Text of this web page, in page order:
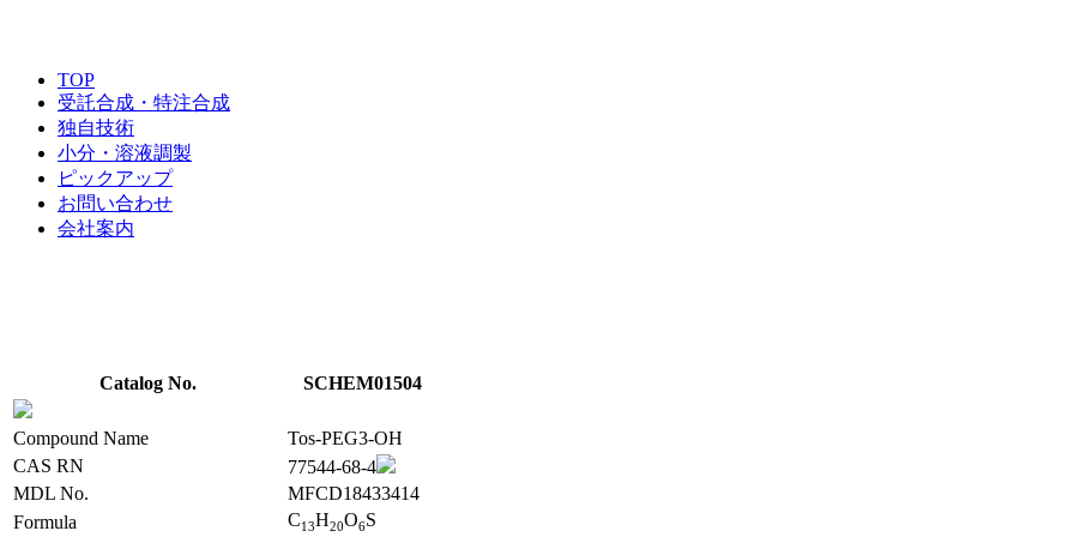
TOP
受託合成・特注合成
独自技術
小分・溶液調製
ピックアップ
お問い合わせ
会社案内
Catalog No. SCHEM01504
Compound Name
Tos-PEG3-OH
CAS RN
77544-68-4
MDL No.
MFCD18433414
Formula
C13H20O6S